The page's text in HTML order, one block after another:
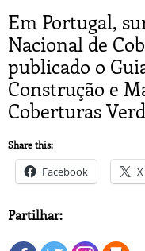
Em Portugal,
Nacional de
publicado o
Construção e
Coberturas
Share this:
Facebook X
Partilhar: